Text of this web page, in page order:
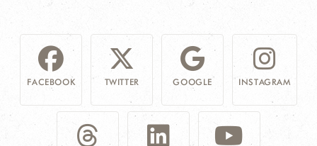
FACEBOOK TWITTER GOOGLE INSTAGRAM